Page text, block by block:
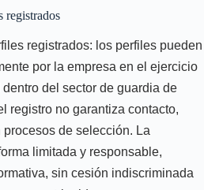
registrados
registrados: los perfiles pueden
por la empresa en el ejercicio
del sector de guardia de
registro no garantiza contacto,
procesos de selección. La
limitada y responsable,
sin cesión indiscriminada